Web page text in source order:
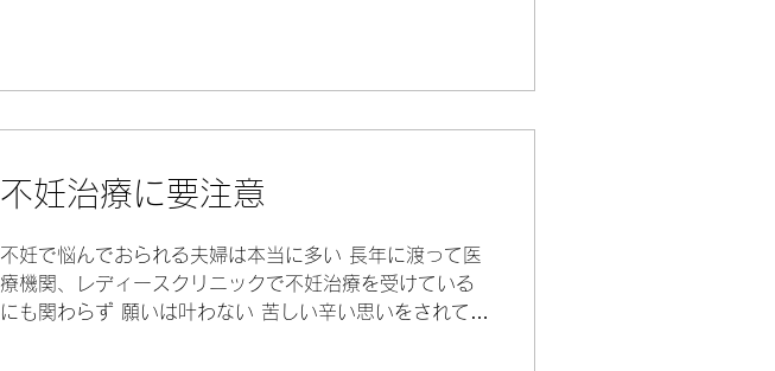
不妊治療に要注意
不妊で悩んでおられる夫婦は本当に多い 長年に渡って医
療機関、レディースクリニックで不妊治療を受けている
にも関わらず 願いは叶わない 苦しい辛い思いをされてお